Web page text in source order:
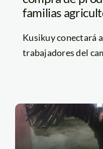
familias
Kusikuy conectará
trabajadores del